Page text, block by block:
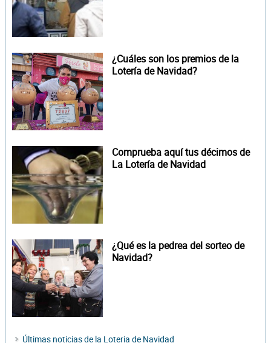
¿Cuáles son los premios de la
Lotería de Navidad?
Comprueba aquí tus décimos de
La Lotería de Navidad
¿Qué es la pedrea del sorteo de
Navidad?
Últimas noticias de la Loteria de Navidad